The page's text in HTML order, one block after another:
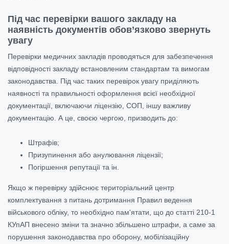
Під час перевірки вашого закладу на
наявність документів обов’язково звернуть
увагу
Перевірки медичних закладів проводяться для забезпечення
відповідності закладу встановленим стандартам та вимогам
законодавства. Під час таких перевірок увагу приділяють
наявності та правильності оформлення всієї необхідної
документації, включаючи ліцензію, СОП, іншу важливу
документацію. А це, своєю чергою, призводить до:
Штрафів;
Призупинення або анулювання ліцензії;
Погіршення репутації та ін.
Якщо ж перевірку здійснює територіальний центр
комплектування з питань дотримання Правил ведення
військового обліку, то необхідно пам'ятати, що до статті 210-1
КУпАП внесено зміни та значно збільшено штрафи, а саме за
порушення законодавства про оборону, мобілізаційну